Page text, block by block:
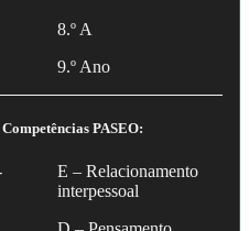
8.º A
9.º Ano
Competências PASEO:
E – Relacionamento
interpessoal